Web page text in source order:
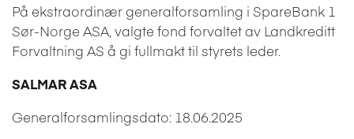
På ekstraordinær generalforsamling i SpareBank 1
Sør-Norge ASA, valgte fond forvaltet av Landkreditt
Forvaltning AS å gi fullmakt til styrets leder.
SALMAR ASA
Generalforsamlingsdato: 18.06.2025